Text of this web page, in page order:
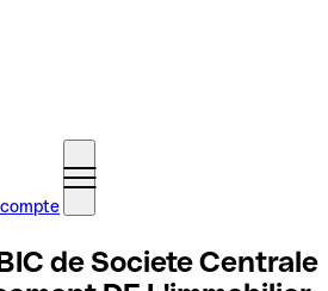
de Societe Centrale